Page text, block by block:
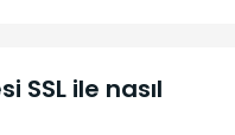
SSL ile nasıl